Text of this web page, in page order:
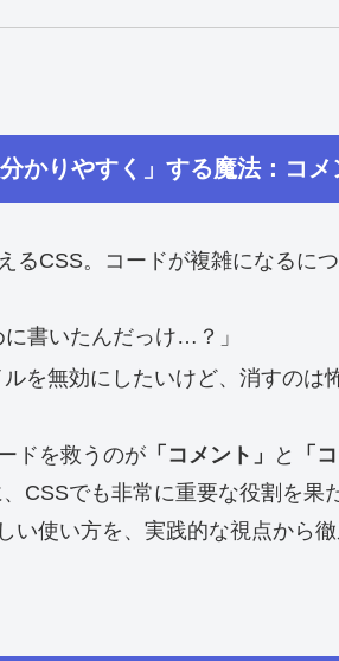
かりやすく」する魔法：コメ
るCSS。コードが複雑になるに
に書いたんだっけ…？」
ルを無効にしたいけど、消すのは
ドを救うのが 「コメント」 と 「
CSSでも非常に重要な役割を果
い使い方を、実践的な視点から徹